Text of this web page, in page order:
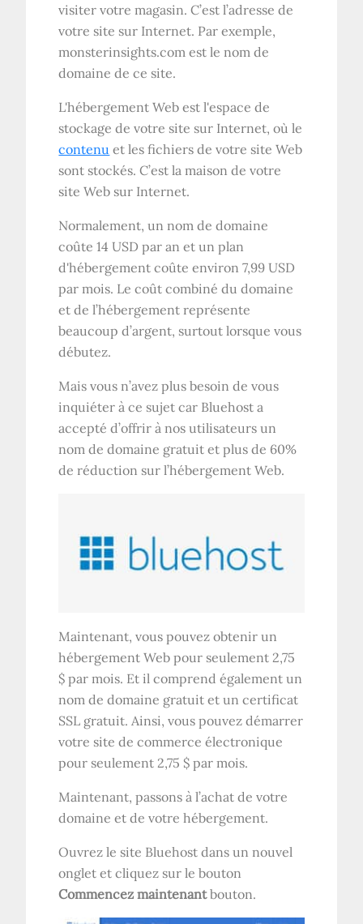
visiter votre magasin. C’est l’adresse de
votre site sur Internet. Par exemple,
monsterinsights.com est le nom de
domaine de ce site.
L'hébergement Web est l'espace de
stockage de votre site sur Internet, où le
contenu et les fichiers de votre site Web
sont stockés. C’est la maison de votre
site Web sur Internet.
Normalement, un nom de domaine
coûte 14 USD par an et un plan
d'hébergement coûte environ 7,99 USD
par mois. Le coût combiné du domaine
et de l’hébergement représente
beaucoup d’argent, surtout lorsque vous
débutez.
Mais vous n’avez plus besoin de vous
inquiéter à ce sujet car Bluehost a
accepté d’offrir à nos utilisateurs un
nom de domaine gratuit et plus de 60%
de réduction sur l’hébergement Web.
Maintenant, vous pouvez obtenir un
hébergement Web pour seulement 2,75
$ par mois. Et il comprend également un
nom de domaine gratuit et un certificat
SSL gratuit. Ainsi, vous pouvez démarrer
votre site de commerce électronique
pour seulement 2,75 $ par mois.
Maintenant, passons à l’achat de votre
domaine et de votre hébergement.
Ouvrez le site Bluehost dans un nouvel
onglet et cliquez sur le bouton
Commencez maintenantbouton.